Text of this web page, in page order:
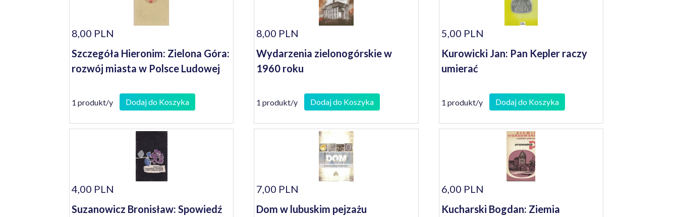
8,00 PLN
Szczegóła Hieronim: Zielona Góra:
rozwój miasta w Polsce Ludowej
1 produkt/y Dodaj do Koszyka
8,00 PLN
Wydarzenia zielonogórskie w
1960 roku
1 produkt/y Dodaj do Koszyka
5,00 PLN
Kurowicki Jan: Pan Kepler raczy
umierać
1 produkt/y Dodaj do Koszyka
4,00 PLN
Suzanowicz Bronisław: Spowiedź
7,00 PLN
Dom w lubuskim pejzażu
6,00 PLN
Kucharski Bogdan: Ziemia